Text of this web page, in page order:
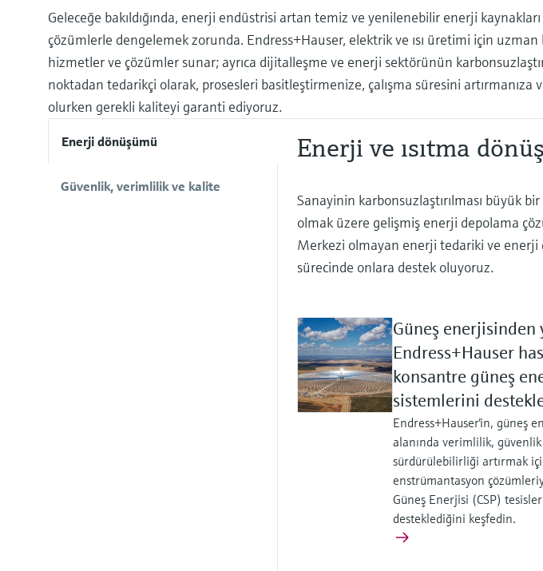
Geleceğe bakıldığında, enerji endüstrisi artan temiz ve yenilenebilir enerji
çözümlerle dengelemek zorunda. Endress+Hauser, elektrik ve ısı üretimi için
hizmetler ve çözümler sunar; ayrıca dijitalleşme ve enerji sektörünün
noktadan tedarikçi olarak, prosesleri basitleştirmenize, çalışma süresini artırmanıza
olurken gerekli kaliteyi garanti ediyoruz.
Enerji dönüşümü
Güvenlik, verimlilik ve kalite
Enerji ve ısıtma
Sanayinin karbonsuzlaştırılması büyük
olmak üzere gelişmiş enerji depolama
Merkezi olmayan enerji tedariki ve
sürecinde onlara destek oluyoruz.
Güneş enerjisinden
Endress+Hauser
konsantre güneş
sistemlerini
Endress+Hauser'in, güneş
alanında verimlilik, güvenlik
sürdürülebilirliği artırmak
enstrümantasyon
Güneş Enerjisi (CSP)
desteklediğini keşfedin.